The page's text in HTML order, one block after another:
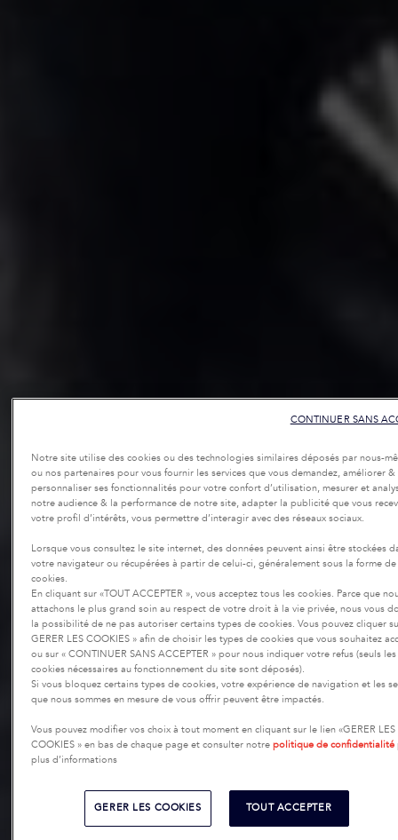
Notre site utilise des cookies ou des technologies similaires déposés par nous-
ou nos partenaires pour vous fournir les services que vous demandez, améliorer &
personnaliser ses fonctionnalités pour votre confort d’utilisation, mesurer et
notre audience & la performance de notre site, adapter la publicité que vous
votre profil d’intérêts, vous permettre d’interagir avec des réseaux sociaux.
Lorsque vous consultez le site internet, des données peuvent ainsi être stockées
votre navigateur ou récupérées à partir de celui-ci, généralement sous la forme de
cookies.
En cliquant sur «TOUT ACCEPTER », vous acceptez tous les cookies. Parce que
attachons le plus grand soin au respect de votre droit à la vie privée, nous vous
la possibilité de ne pas autoriser certains types de cookies. Vous pouvez cliquer
GERER LES COOKIES » afin de choisir les types de cookies que vous souhaitez
ou sur « CONTINUER SANS ACCEPTER » pour nous indiquer votre refus (seuls les
cookies nécessaires au fonctionnement du site sont déposés).
Si vous bloquez certains types de cookies, votre expérience de navigation et les
que nous sommes en mesure de vous offrir peuvent être impactés.
Vous pouvez modifier vos choix à tout moment en cliquant sur le lien «GERER LES
COOKIES » en bas de chaque page et consulter notre politique de confidentialité
plus d’informations
GERER LES COOKIES TOUT ACCEPTER
CONTINUER SANS